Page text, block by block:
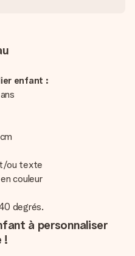
enfant :
ou texte
couleur
degrés.
à personnaliser
!